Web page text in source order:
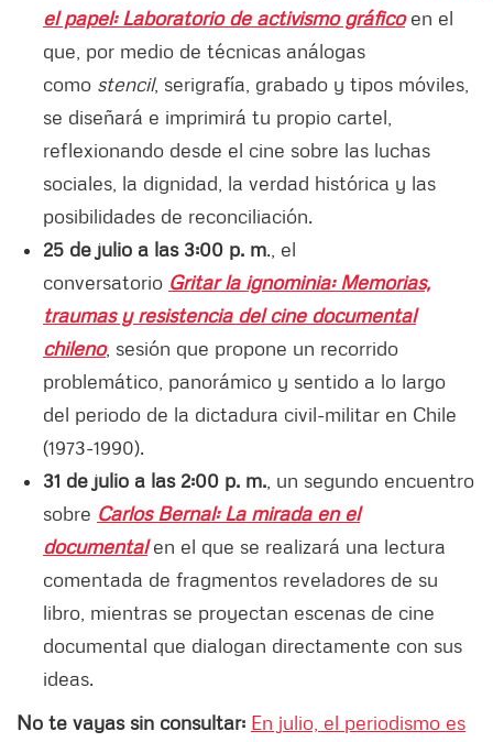
el papel: Laboratorio de activismo gráficoen el
que, por medio de técnicas análogas
como stencil, serigrafía, grabado y tipos móviles,
se diseñará e imprimirá tu propio cartel,
reflexionando desde el cine sobre las luchas
sociales, la dignidad, la verdad histórica y las
posibilidades de reconciliación.
25 de julio a las 3:00 p. m., el
conversatorio Gritar la ignominia: Memorias,
traumas y resistencia del cine documental
chileno, sesión que propone un recorrido
problemático, panorámico y sentido a lo largo
del periodo de la dictadura civil-militar en Chile
(1973-1990).
31 de julio a las 2:00 p. m. , un segundo encuentro
sobre Carlos Bernal: La mirada en el
documental en el que se realizará una lectura
comentada de fragmentos reveladores de su
libro, mientras se proyectan escenas de cine
documental que dialogan directamente con sus
ideas.
No te vayas sin consultar: En julio, el periodismo es